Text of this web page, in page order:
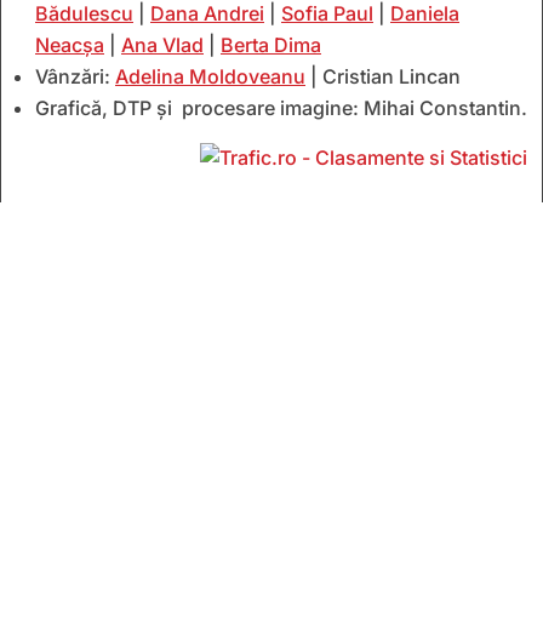
Bădulescu
Dana Andrei Sofia Paul
Daniela
Neacșa
Ana Vlad
Berta Dima
Vânzări: Adelina Moldoveanu | Cristian Lincan
Grafică, DTP și procesare imagine: Mihai Constantin.